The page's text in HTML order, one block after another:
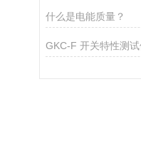
什么是电能质量？
GKC-F 开关特性测